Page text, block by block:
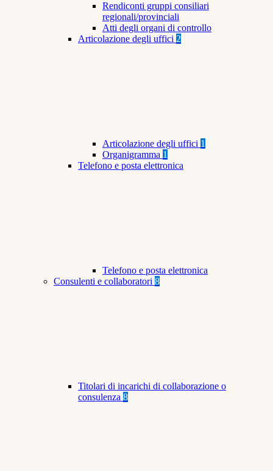
Rendiconti gruppi consiliari
regionali/provinciali
Atti degli organi di controllo
Articolazione degli uffici 2
Articolazione degli uffici 1
Organigramma 1
Telefono e posta elettronica
Telefono e posta elettronica
Consulenti e collaboratori 8
Titolari di incarichi di collaborazione o
consulenza 8